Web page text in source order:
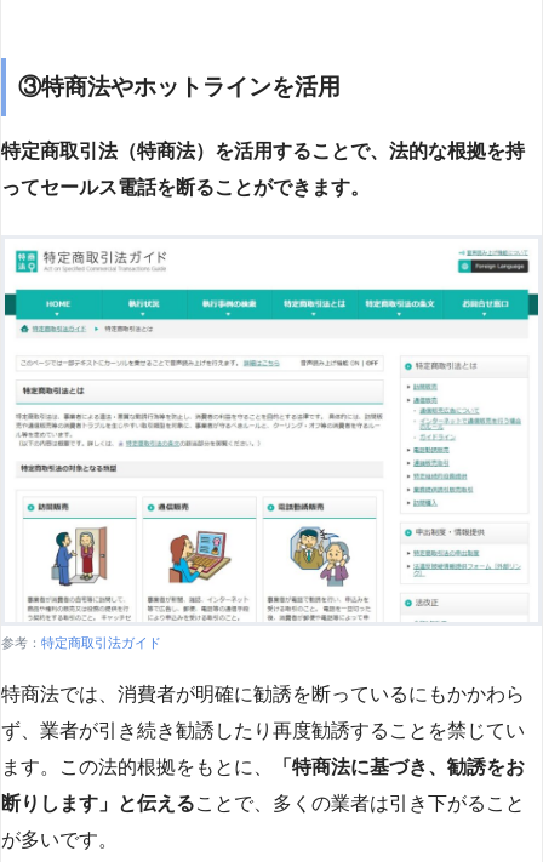
③特商法やホットラインを活用
特定商取引法（特商法）を活用することで、法的な根拠を持
ってセールス電話を断ることができます。
参考： 特定商取引法ガイド
特商法では、消費者が明確に勧誘を断っているにもかかわら
ず、業者が引き続き勧誘したり再度勧誘することを禁じてい
ます。この法的根拠をもとに、
「特商法に基づき、勧誘をお
断りします」と伝えることで、多くの業者は引き下がること
が多いです​​。